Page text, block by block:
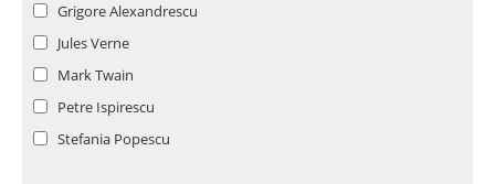
Grigore Alexandrescu
Jules Verne
Mark Twain
Petre Ispirescu
Stefania Popescu